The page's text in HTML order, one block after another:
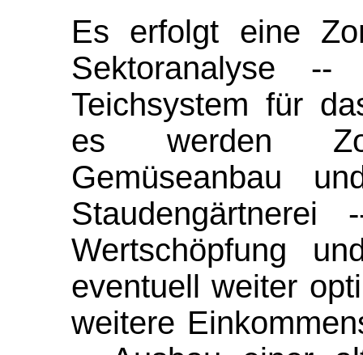
Es erfolgt eine
Sektoranalyse
Teichsystem für
es werden
Gemüseanbau
Wertschöpfung
eventuell weiter
weitere